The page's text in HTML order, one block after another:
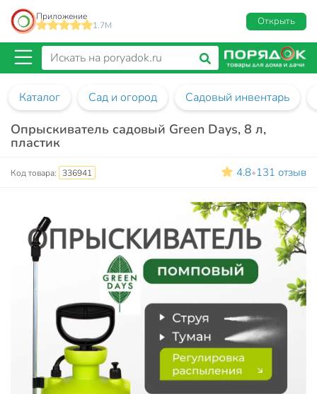
Приложение
1.7M
Открыть
Каталог Сад и огород Садовый инвентарь
Опрыскиватель садовый Green Days, 8 л,
пластик
Код товара: 336941 4.8•131 отзыв